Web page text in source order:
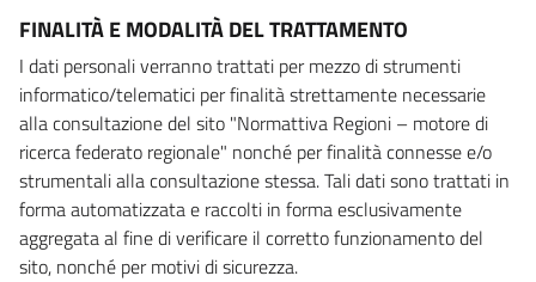
FINALITÀ E MODALITÀ DEL TRATTAMENTO
I dati personali verranno trattati per mezzo di strumenti
informatico/telematici per finalità strettamente necessarie
alla consultazione del sito "Normattiva Regioni – motore di
ricerca federato regionale" nonché per finalità connesse e/o
strumentali alla consultazione stessa. Tali dati sono trattati in
forma automatizzata e raccolti in forma esclusivamente
aggregata al fine di verificare il corretto funzionamento del
sito, nonché per motivi di sicurezza.